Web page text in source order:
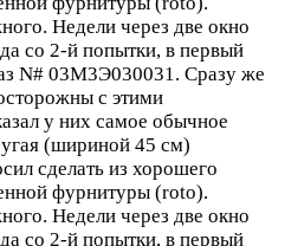
Недели через две окно
со 2-й попытки, в первый
N# 03М3Э030031. Сразу же
с этими
у них самое обычное
(шириной 45 см)
сделать из хорошего
фурнитуры (roto).
Недели через две окно
со 2-й попытки, в первый